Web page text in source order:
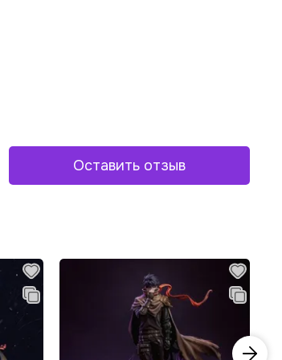
Оставить отзыв